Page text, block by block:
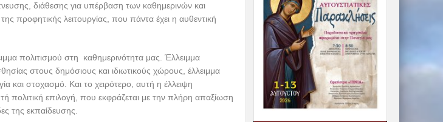
διάθεσης για υπέρβαση των καθημερινών και
προφητικής λειτουργίας, που πάντα έχει η αυθεντική
πολιτισμού στη καθημερινότητα μας. Έλλειμμα
στους δημόσιους και ιδιωτικούς χώρους, έλλειμμα
και στοχασμό. Και το χειρότερο, αυτή η έλλειψη
πολιτική επιλογή, που εκφράζεται με την πλήρη απαξίωση
της εκπαίδευσης.